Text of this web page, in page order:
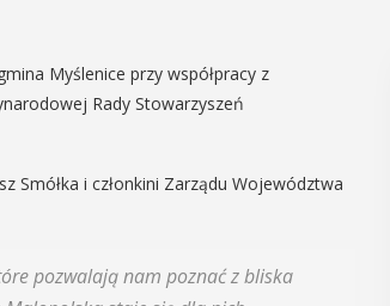
Myślenice przy współpracy z
Rady Stowarzyszeń
Smółka i członkini Zarządu Województwa
pozwalają nam poznać z bliska